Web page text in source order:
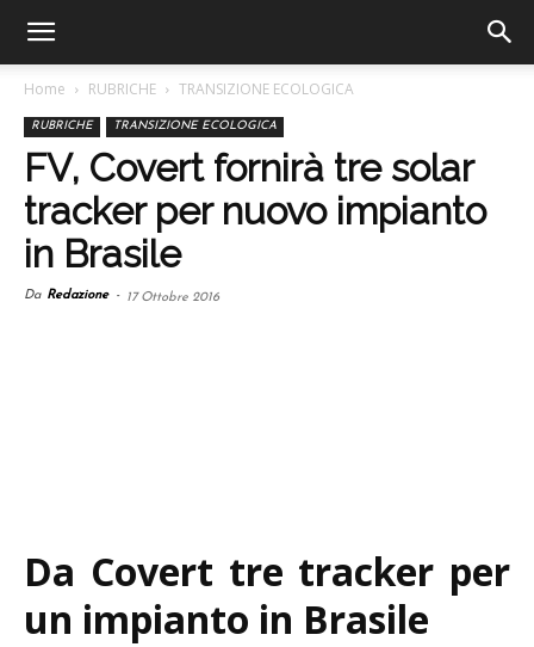
Home RUBRICHE TRANSIZIONE ECOLOGICA
RUBRICHE TRANSIZIONE ECOLOGICA
FV, Covert fornirà tre solar
tracker per nuovo impianto
in Brasile
Da Redazione - 17 Ottobre 2016
Da Covert tre tracker per
un impianto in Brasile